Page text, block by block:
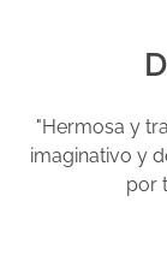
"Hermosa y
imaginativo y
por